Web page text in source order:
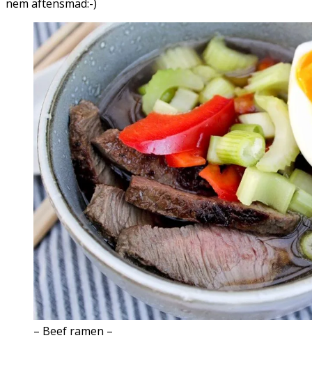
nem aftensmad:-)
– Beef ramen –